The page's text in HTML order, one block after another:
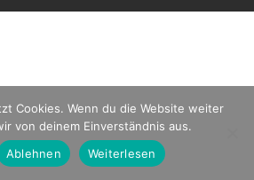
Cookies. Wenn du die Website weiter
von deinem Einverständnis aus.
Ablehnen Weiterlesen